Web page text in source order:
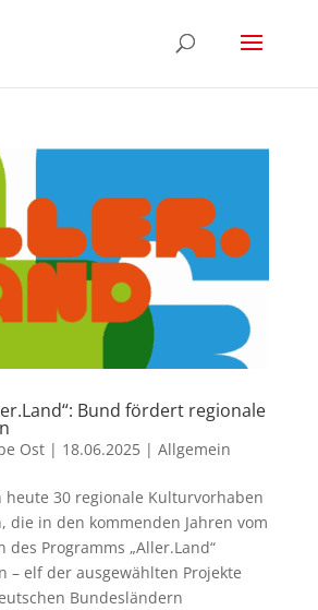
Bund fördert regionale
Ost| 18.06.2025| Allgemein
30 regionale Kulturvorhaben
die in den kommenden Jahren vom
des Programms „Aller.Land“
– elf der ausgewählten Projekte
Bundesländern